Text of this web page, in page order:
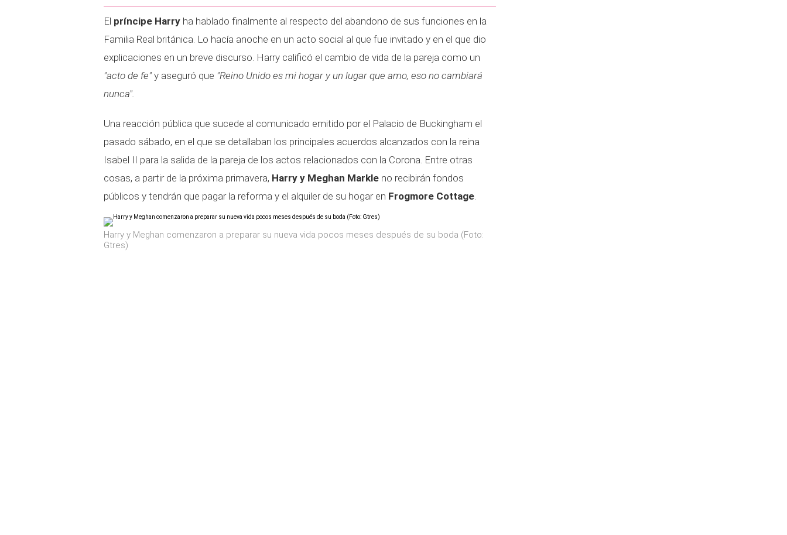
El príncipe Harry ha hablado finalmente al respecto del abandono de sus funciones en la
Familia Real británica. Lo hacía anoche en un acto social al que fue invitado y en el que dio
explicaciones en un breve discurso. Harry calificó el cambio de vida de la pareja como un
"acto de fe" y aseguró que "Reino Unido es mi hogar y un lugar que amo, eso no cambiará
nunca".
Una reacción pública que sucede al comunicado emitido por el Palacio de Buckingham el
pasado sábado, en el que se detallaban los principales acuerdos alcanzados con la reina
Isabel II para la salida de la pareja de los actos relacionados con la Corona. Entre otras
cosas, a partir de la próxima primavera, Harry y Meghan Markle no recibirán fondos
públicos y tendrán que pagar la reforma y el alquiler de su hogar en Frogmore Cottage.
Harry y Meghan comenzaron a preparar su nueva vida pocos meses después de su boda (Foto:
Gtres)